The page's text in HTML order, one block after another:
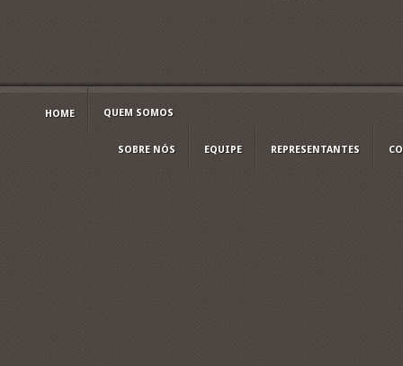
HOME QUEM SOMOS
SOBRE NÓS EQUIPE REPRESENTANTES